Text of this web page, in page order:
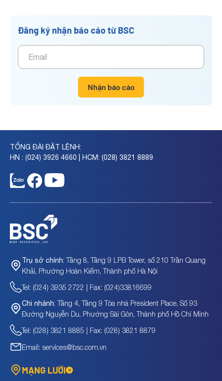
Đăng ký nhận báo cáo từ BSC
Nhận báo cáo
TỔNG ĐÀI ĐẶT LỆNH:
HN : (024) 3926 4660 | HCM: (028) 3821 8889
Trụ sở chính: Tầng 8, Tầng 9 LPB Tower, số 210 Trần Quang
Khải, Phường Hoàn Kiếm, Thành phố Hà Nội
Tel: (024) 3935 2722 | Fax: (024)33816699
Chi nhánh: Tầng 4, Tầng 9 Tòa nhà President Place, Số 93
Đường Nguyễn Du, Phường Sài Gòn, Thành phố Hồ Chí Minh
Tel: (028) 3821 8885 | Fax: (028) 3821 8879
Email: services@bsc.com.vn
MẠNG LƯỚI